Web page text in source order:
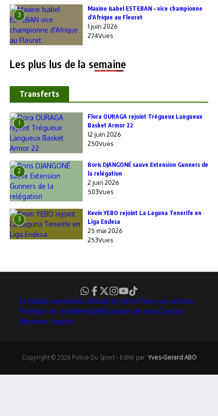
3
Maxine Isabel ESTEBAN – vice championne
d’Afrique au Fleuret
1 juin 2026
274Vues
Les plus lus de la semaine
Transferts
1
Flora OURAGA rejoint Trégueux Langueux
Basket Armor 22
12 juin 2026
250Vues
2
Boris DJANGONÉ sauve Extension Gunners de
la relégation
2 juin 2026
503Vues
3
Kevin YEBO rejoint La Laguna Tenerife en
Liga Endesa
25 mai 2026
253Vues
Le média omnisports africain en directTous nos articles
Politique de confidentialitéÀ propos de nousContact
Mentions légales
Copyright © 2026 Police Du Sport - Edité par Yves-Gerard ABO